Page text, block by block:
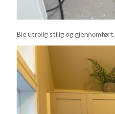
Ble utrolig stilig og gjennomført.